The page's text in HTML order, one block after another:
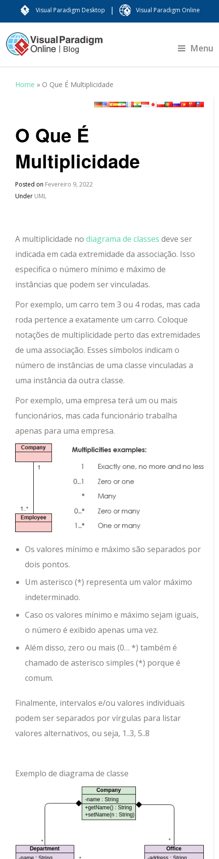
Visual Paradigm Desktop | Visual Paradigm Online
Menu
Home » O Que É Multiplicidade
O Que É
Multiplicidade
Posted on Fevereiro 9, 2022
Under UML
A multiplicidade nodiagrama de classes deve ser
indicada em cada extremidade da associação. Isso
especifica o número mínimo e máximo de
instâncias que podem ser vinculadas.
Por exemplo, um carro tem 3 ou 4 rodas, mas cada
roda pertence a exatamente um carro. Coloque
notações de multiplicidade perto das extremidades
de uma associação. Esses símbolos indicam o
número de instâncias de uma classe vinculadas a
uma instância da outra classe.
Por exemplo, uma empresa terá um ou mais
funcionários, mas cada funcionário trabalha
apenas para uma empresa.
Os valores mínimo e máximo são separados por
dois pontos.
Um asterisco (*) representa um valor máximo
indeterminado.
Caso os valores mínimo e máximo sejam iguais,
o número é exibido apenas uma vez.
Além disso, zero ou mais (0… *) também é
chamado de asterisco simples (*) porque é
comum.
Finalmente, intervalos e/ou valores individuais
podem ser separados por vírgulas para listar
valores alternativos, ou seja, 1..3, 5..8
Exemplo de diagrama de classe